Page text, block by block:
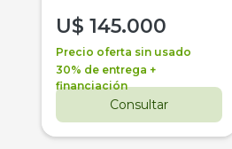
U$ 145.000
Precio oferta sin usado
30% de entrega +
financiación
Consultar